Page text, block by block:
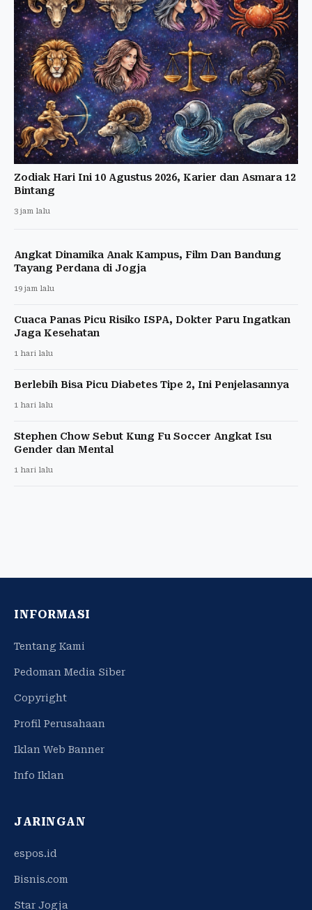
Zodiak Hari Ini 10 Agustus 2026, Karier dan Asmara 12
Bintang
3 jam lalu
Angkat Dinamika Anak Kampus, Film Dan Bandung
Tayang Perdana di Jogja
19 jam lalu
Cuaca Panas Picu Risiko ISPA, Dokter Paru Ingatkan
Jaga Kesehatan
1 hari lalu
Berlebih Bisa Picu Diabetes Tipe 2, Ini Penjelasannya
1 hari lalu
Stephen Chow Sebut Kung Fu Soccer Angkat Isu
Gender dan Mental
1 hari lalu
INFORMASI
Tentang Kami
Pedoman Media Siber
Copyright
Profil Perusahaan
Iklan Web Banner
Info Iklan
JARINGAN
espos.id
Bisnis.com
Star Jogja